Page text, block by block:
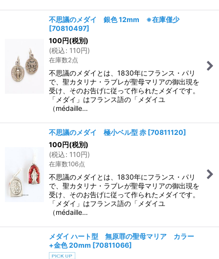
不思議のメダイ 銀色 12mm ※在庫僅少
[70810497]
100円(税別)
(税込: 110円)
在庫数2点
不思議のメダイとは、1830年にフランス・パリ
で、聖カタリナ・ラブレが聖母マリアの御出現を
受け、そのお告げに従って作られたメダイです。
「メダイ」はフランス語の「メダイユ
（médaille…
不思議のメダイ 極小ベル型 赤 [70811120]
100円(税別)
(税込: 110円)
在庫数106点
不思議のメダイとは、1830年にフランス・パリ
で、聖カタリナ・ラブレが聖母マリアの御出現を
受け、そのお告げに従って作られたメダイです。
「メダイ」はフランス語の「メダイユ
（médaille…
メダイ ハート型 無原罪の聖母マリア カラー
+金色 20mm [70811066]